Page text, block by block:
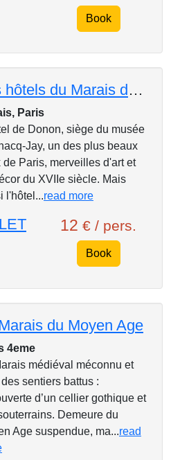
Book
Les hôtels du Marais des salons de l'hôtel de Donon, siège du Musée Cognacq-Jay, à l'hôtel de Soubis
Paris
de Donon, siège du musée
Jay, un des plus beaux
de Paris, merveilles d'art et
du XVIIe siècle. Mais
l'hôtel...read more
12 € / pers.
Book
du Moyen Age
4eme
médiéval méconnu et
des sentiers battus :
d’un cellier gothique et
Demeure du
Age suspendue, ma...read